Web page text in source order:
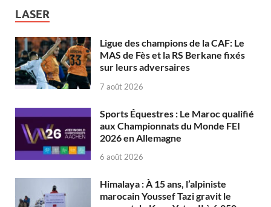
LASER
Ligue des champions de la CAF: Le
MAS de Fès et la RS Berkane fixés
sur leurs adversaires
7 août 2026
Sports Équestres : Le Maroc qualifié
aux Championnats du Monde FEI
2026 en Allemagne
6 août 2026
Himalaya : À 15 ans, l’alpiniste
marocain Youssef Tazi gravit le